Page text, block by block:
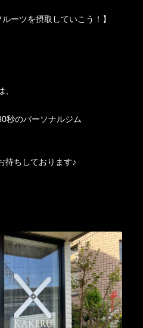
ツを摂取していこう！】
秒のパーソナルジム
待ちしております♪